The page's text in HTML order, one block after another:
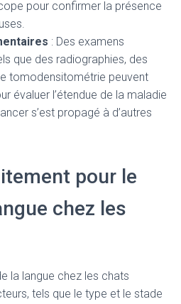
pour confirmer la présence
: Des examens
que des radiographies, des
tomodensitométrie peuvent
évaluer l’étendue de la maladie
s’est propagé à d’autres
pour le
chez les
la langue chez les chats
tels que le type et le stade